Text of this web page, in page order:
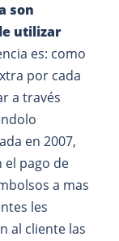
son
utilizar
es: como
por cada
a través
en 2007,
el pago de
a mas
les
al cliente las